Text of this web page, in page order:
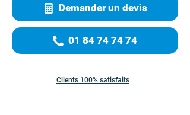
Demander un devis
01 84 74 74 74
Clients 100% satisfaits